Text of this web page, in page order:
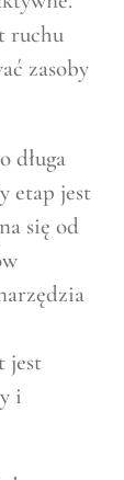
ruchu
zasoby
długa
etap jest
się od
jest
i